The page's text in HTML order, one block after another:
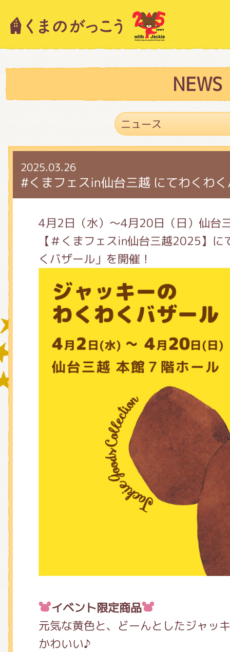
NEWS
2025.03.26
#くまフェスin仙台三越 にてわくわ
4月2日（水）～4月20日（日）仙台
【＃くまフェスin仙台三越2025】
くバザール」を開催！
イベント限定商品
元気な黄色と、どーんとしたジャッ
かわいい♪
キャラクター紹介
スタッフブログ
絵本・作家紹介
ショップインフォメーション
グッズインフォメーション
ミュージカル・コンサート
おたのしみコンテンツ(クイズ・
チア ジャッキーズ！
くまのがっこう しょくいんしつ
くまのがっこう 家庭科部